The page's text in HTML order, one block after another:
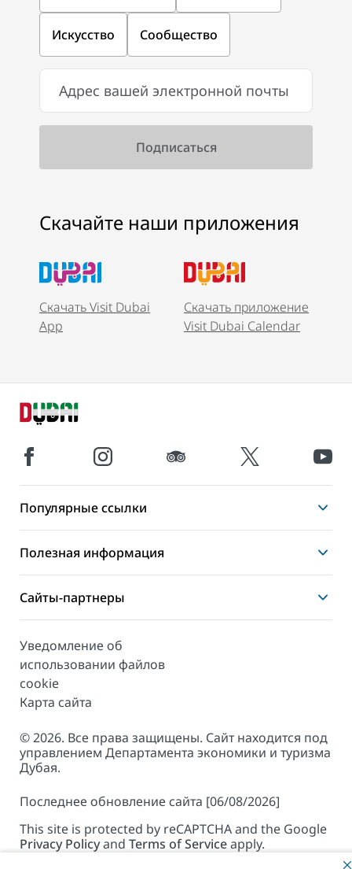
Искусство Сообщество
Скачайте наши приложения
Скачать Visit Dubai
App
Скачать приложение
Visit Dubai Calendar
Популярные ссылки
Полезная информация
Сайты-партнеры
Уведомление об
использовании файлов
cookie
Карта сайта
© 2026. Все права защищены. Сайт находится под
управлением Департамента экономики и туризма
Дубая.
Последнее обновление сайта [06/08/2026]
This site is protected by reCAPTCHA and the Google
Privacy Policyand Terms of Serviceapply.